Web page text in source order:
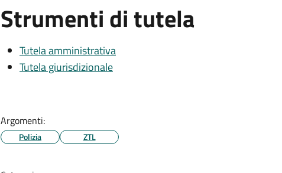
Strumenti di tutela
Tutela amministrativa
Tutela giurisdizionale
Argomenti:
Polizia ZTL